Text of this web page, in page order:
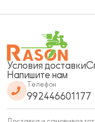
Условия доставки
Напишите нам
Телефон
992446601177